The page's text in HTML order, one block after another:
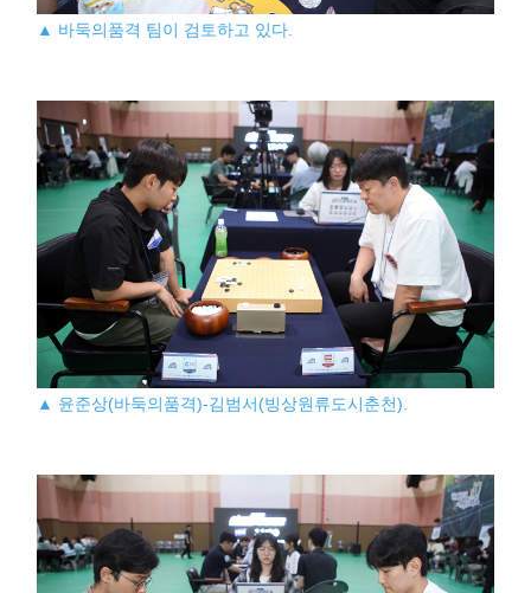
▲ 바둑의품격 팀이 검토하고 있다.
▲ 윤준상(바둑의품격)-김범서(빙상원류도시춘천).